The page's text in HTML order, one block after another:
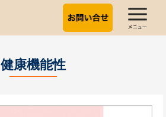
健康機能性